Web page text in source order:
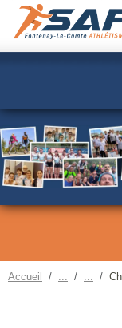
Accueil
Panneau de gestion